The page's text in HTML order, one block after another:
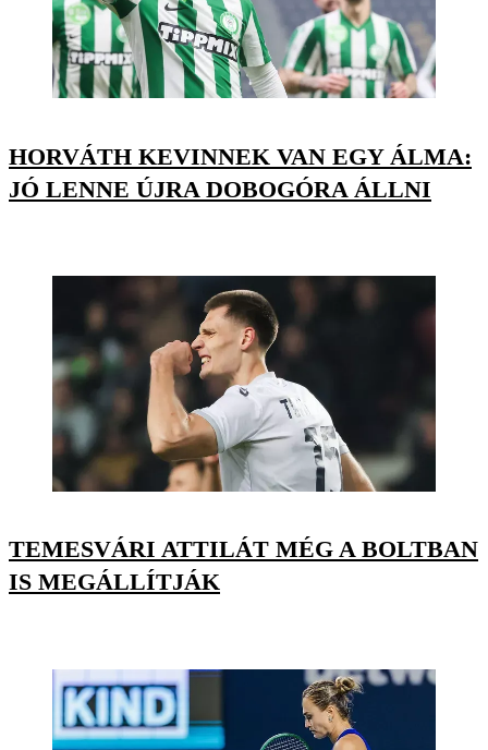
HORVÁTH KEVINNEK VAN EGY ÁLMA:
JÓ LENNE ÚJRA DOBOGÓRA ÁLLNI
TEMESVÁRI ATTILÁT MÉG A BOLTBAN
IS MEGÁLLÍTJÁK